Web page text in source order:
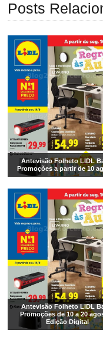
Posts
Antevisão Folheto LIDL
Promoções a partir de 10
Antevisão Folheto LIDL
Promoções de 10 a 20
Edição Digital